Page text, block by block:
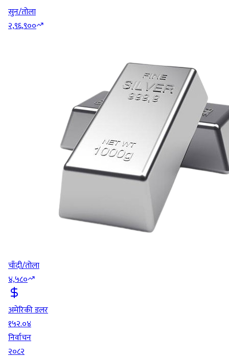
सुन/तोला
२,९६,९००
चाँदी/तोला
४,५८०
अमेरिकी डलर
१५२.०४
निर्वाचन
२०८२